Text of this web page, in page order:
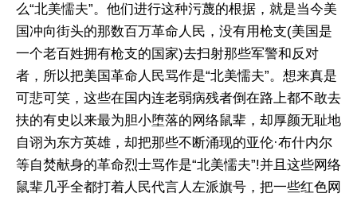
么“北美懦夫”。他们进行这种污蔑的根据，就是当今美
国冲向街头的那数百万革命人民，没有用枪支(美国是
一个老百姓拥有枪支的国家)去扫射那些军警和反对
者，所以把美国革命人民骂作是“北美懦夫”。想来真是
可悲可笑，这些在国内连老弱病残者倒在路上都不敢去
扶的有史以来最为胆小堕落的网络鼠辈，却厚颜无耻地
自诩为东方英雄，却把那些不断涌现的亚伦·布什内尔
等自焚献身的革命烈士骂作是“北美懦夫”!并且这些网络
鼠辈几乎全都打着人民代言人左派旗号，把一些红色网